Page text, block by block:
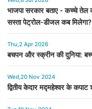
भाजपा सरकार बताए - कच्चे तेल
सस्ता पेट्रोल-डीजल कब
Thu,2 Apr 2026
बचपन और स्क्रीन की दुनिया:
Wed,20 Nov 2024
द्वितीय केदार मद्महेश्वर के